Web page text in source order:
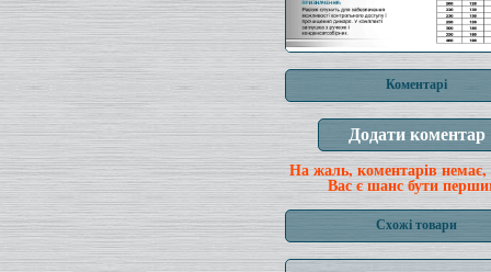
Коментарі
На жаль, коментарів немає,
Вас є шанс бути
Схожі товари